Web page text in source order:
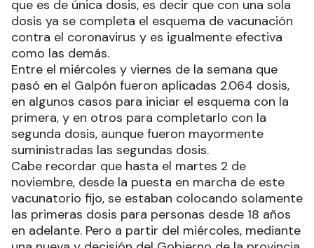
que es de única dosis, es decir que con una sola
dosis ya se completa el esquema de vacunación
contra el coronavirus y es igualmente efectiva
como las demás.
Entre el miércoles y viernes de la semana que
pasó en el Galpón fueron aplicadas 2.064 dosis,
en algunos casos para iniciar el esquema con la
primera, y en otros para completarlo con la
segunda dosis, aunque fueron mayormente
suministradas las segundas dosis.
Cabe recordar que hasta el martes 2 de
noviembre, desde la puesta en marcha de este
vacunatorio fijo, se estaban colocando solamente
las primeras dosis para personas desde 18 años
en adelante. Pero a partir del miércoles, mediante